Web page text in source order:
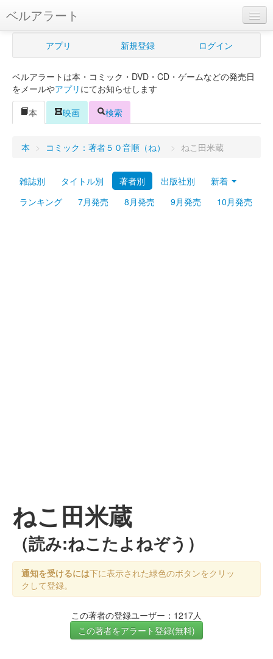
ベルアラート
ベルアラートとは
新規登録
ログイン
Myシェルフ
プレミアム
アプリ 新規登録 ログイン
ベルアラートは本・コミック・DVD・CD・ゲームなどの発売日
をメールやアプリ にてお知らせします
本
映画 検索
本 > コミック：著者５０音順（ね） > ねこ田米蔵
雑誌別 タイトル別 著者別 出版社別
新着
ランキング
7月発売 8月発売 9月発売 10月発売
ねこ田米蔵
（読み:ねこたよねぞう）
通知を受けるには下に表示された緑色のボタンをクリッ
クして登録。
この著者の登録ユーザー：1217人
この著者をアラート登録(無料)